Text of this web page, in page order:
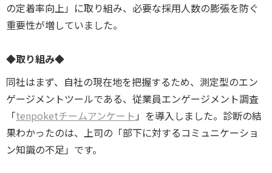
の定着率向上」に取り組み、必要な採用人数の膨張を防ぐ
重要性が増していました。
◆取り組み◆
同社はまず、自社の現在地を把握するため、測定型のエン
ゲージメントツールである、従業員エンゲージメント調査
「tenpoketチームアンケート 」を導入しました。診断の結
果わかったのは、上司の「部下に対するコミュニケーショ
ン知識の不足」です。